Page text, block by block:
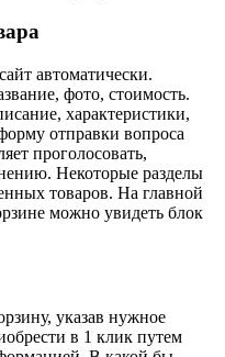
автоматически.
фото, стоимость.
характеристики,
отправки вопроса
проголосовать,
Некоторые разделы
товаров. На главной
можно увидеть блок
указав нужное
в 1 клик путем